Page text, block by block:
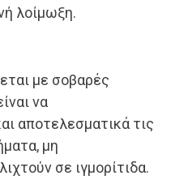
λοίμωξη.
με σοβαρές
να
αποτελεσματικά τις
μη
σε ιγμορίτιδα.